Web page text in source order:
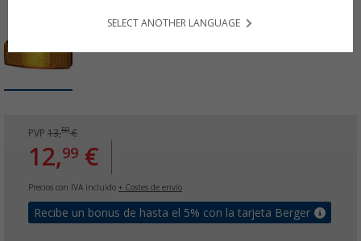
PVP 13,50€
12,99 €
Precios con IVA incluido + Costes de envío
Recibe un bonus de hasta el 5% con la tarjeta Berger
SELECT ANOTHER LANGUAGE